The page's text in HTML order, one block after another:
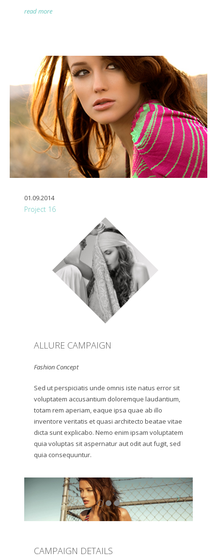
read more
01.09.2014
Project 16
ALLURE CAMPAIGN
Fashion Concept
Sed ut perspiciatis unde omnis iste natus error sit
voluptatem accusantium doloremque laudantium,
totam rem aperiam, eaque ipsa quae ab illo
inventore veritatis et quasi architecto beatae vitae
dicta sunt explicabo. Nemo enim ipsam voluptatem
quia voluptas sit aspernatur aut odit aut fugit, sed
quia consequuntur.
CAMPAIGN DETAILS